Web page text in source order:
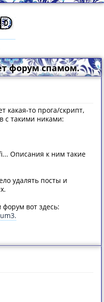
форум спамом.
какая-то прога/скрипт,
с такими никами:
Описания к ним такие
удалять посты и
форум вот здесь: